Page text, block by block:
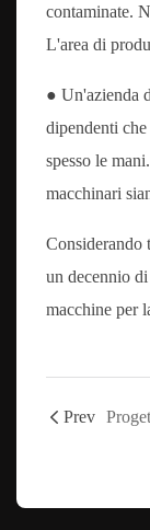
contaminate.
L'area di
● Un'azienda
dipendenti
spesso le
macchinari
Considerando
un decennio
macchine per
Prev